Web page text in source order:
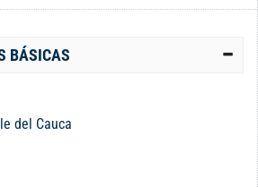
BÁSICAS
del Cauca